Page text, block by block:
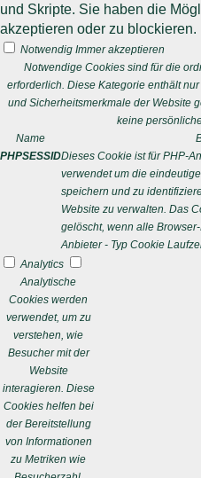
und Skripte. Sie haben die
akzeptieren oder zu blockieren.
Notwendig Immer akzeptieren
Notwendige Cookies sind für die
erforderlich. Diese Kategorie enthält
und Sicherheitsmerkmale der Website
keine
Name
PHPSESSIDDieses Cookie ist für PHP-
verwendet um die
speichern und zu
Website zu verwalten. Das
gelöscht, wenn alle
Anbieter - Typ Cookie
Analytics
Analytische
Cookies werden
verwendet, um zu
verstehen, wie
Besucher mit der
Website
interagieren. Diese
Cookies helfen bei
der Bereitstellung
von Informationen
zu Metriken wie